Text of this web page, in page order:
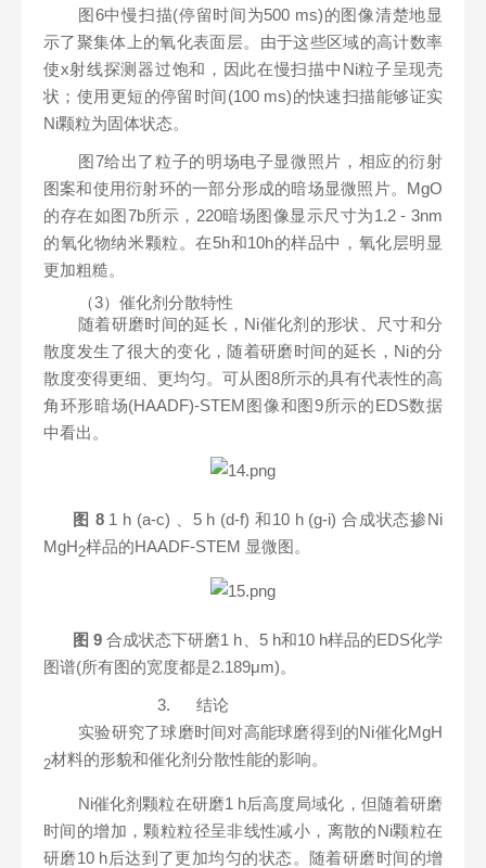
图6中慢扫描(停留时间为500 ms)的图像清楚地显
示了聚集体上的氧化表面层。由于这些区域的高计数率
使x射线探测器过饱和，因此在慢扫描中Ni粒子呈现壳
状；使用更短的停留时间(100 ms)的快速扫描能够证实
Ni颗粒为固体状态。
图7给出了粒子的明场电子显微照片，相应的衍射
图案和使用衍射环的一部分形成的暗场显微照片。MgO
的存在如图7b所示，220暗场图像显示尺寸为1.2 - 3nm
的氧化物纳米颗粒。在5h和10h的样品中，氧化层明显
更加粗糙。
（3）催化剂分散特性
随着研磨时间的延长，Ni催化剂的形状、尺寸和分
散度发生了很大的变化，随着研磨时间的延长，Ni的分
散度变得更细、更均匀。可从图8所示的具有代表性的高
角环形暗场(HAADF)-STEM图像和图9所示的EDS数据
中看出。
图 8 1 h (a-c)
、5 h (d-f) 和10 h (g-i) 合成状态掺Ni
MgH2样品的HAADF-STEM 显微图。
图9 合成状态下研磨1 h、5 h和10 h样品的EDS化学
图谱(所有图的宽度都是2.189μm)。
3.
结论
实验研究了球磨时间对高能球磨得到的Ni催化MgH
2材料的形貌和催化剂分散性能的影响。
Ni催化剂颗粒在研磨1 h后高度局域化，但随着研磨
时间的增加，颗粒粒径呈非线性减小，离散的Ni颗粒在
研磨10 h后达到了更加均匀的状态。随着研磨时间的增